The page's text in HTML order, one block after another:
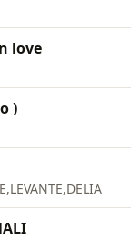
love
)